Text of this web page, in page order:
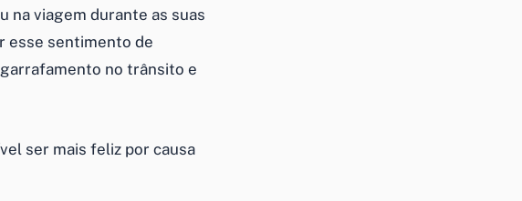
na viagem durante as suas
esse sentimento de
no trânsito e
ser mais feliz por causa